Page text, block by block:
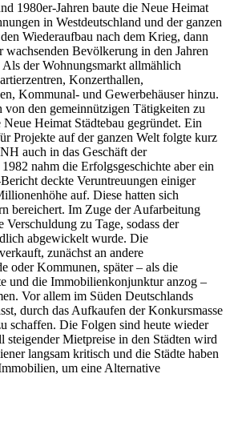
1980er-Jahren baute die Neue Heimat
in Westdeutschland und der ganzen
Wiederaufbau nach dem Krieg, dann
wachsenden Bevölkerung in den Jahren
der Wohnungsmarkt allmählich
Konzerthallen,
Kommunal- und Gewerbehäuser hinzu.
den gemeinnützigen Tätigkeiten zu
Heimat Städtebau gegründet. Ein
Projekte auf der ganzen Welt folgte kurz
auch in das Geschäft der
nahm die Erfolgsgeschichte aber ein
deckte Veruntreuungen einiger
auf. Diese hatten sich
bereichert. Im Zuge der Aufarbeitung
Verschuldung zu Tage, sodass der
abgewickelt wurde. Die
zunächst an andere
oder Kommunen, später – als die
und die Immobilienkonjunktur anzog –
Vor allem im Süden Deutschlands
durch das Aufkaufen der Konkursmasse
schaffen. Die Folgen sind heute wieder
steigender Mietpreise in den Städten wird
langsam kritisch und die Städte haben
um eine Alternative